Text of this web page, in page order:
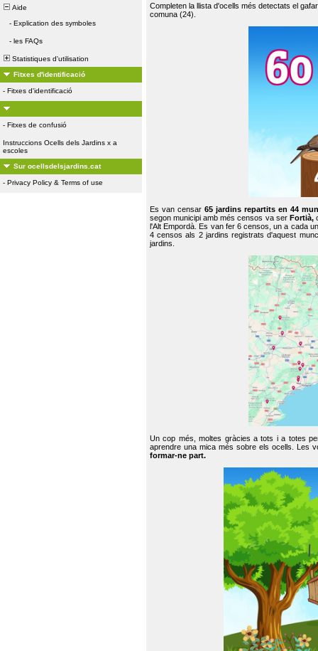
Aide
- Explication des symboles
- les FAQs
Statistiques d'utilisation
Fitxes d'identificació
- Fitxes d'identificació
- Fitxes de confusió
Instruccions Ocells dels Jardins x a
escoles
Sur ocellsdelsjardins.cat
- Privacy Policy & Terms of use
Completen la llista d'ocells més detectats el
comuna (24).
Es van censar65 jardins repartits en 44
segon municipi amb més censos va ser Fortià,
l'Alt Empordà. Es van fer 6 censos, un a cada
4 censos als 2 jardins registrats d'aquest
jardins.
Un cop més, moltes gràcies a tots i a totes
aprendre una mica més sobre els ocells. Les
formar-ne part.